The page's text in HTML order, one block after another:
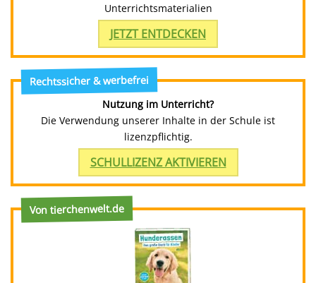
Unterrichtsmaterialien
JETZT ENTDECKEN
Rechtssicher & werbefrei
Nutzung im Unterricht?
Die Verwendung unserer Inhalte in der Schule ist
lizenzpflichtig.
SCHULLIZENZ AKTIVIEREN
Von tierchenwelt.de